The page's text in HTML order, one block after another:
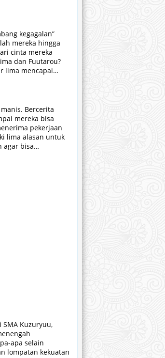
kegagalan”
mereka hingga
cinta mereka
dan Fuutarou?
lima mencapai
Bercerita
mereka bisa
pekerjaan
lima alasan untuk
agar bisa
Kuzuryuu,
apa selain
lompatan kekuatan